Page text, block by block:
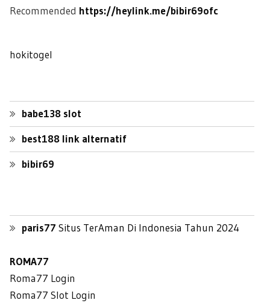
Recommended https://heylink.me/bibir69ofc
hokitogel
babe138 slot
best188 link alternatif
bibir69
paris77 Situs TerAman Di Indonesia Tahun 2024
ROMA77
Roma77 Login
Roma77 Slot Login